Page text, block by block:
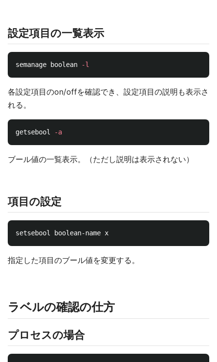
設定項目の一覧表示
semanage boolean -l
各設定項目のon/offを確認でき、設定項目の説明も表示さ
れる。
getsebool -a
ブール値の一覧表示。（ただし説明は表示されない）
項目の設定
指定した項目のブール値を変更する。
ラベルの確認の仕方
プロセスの場合